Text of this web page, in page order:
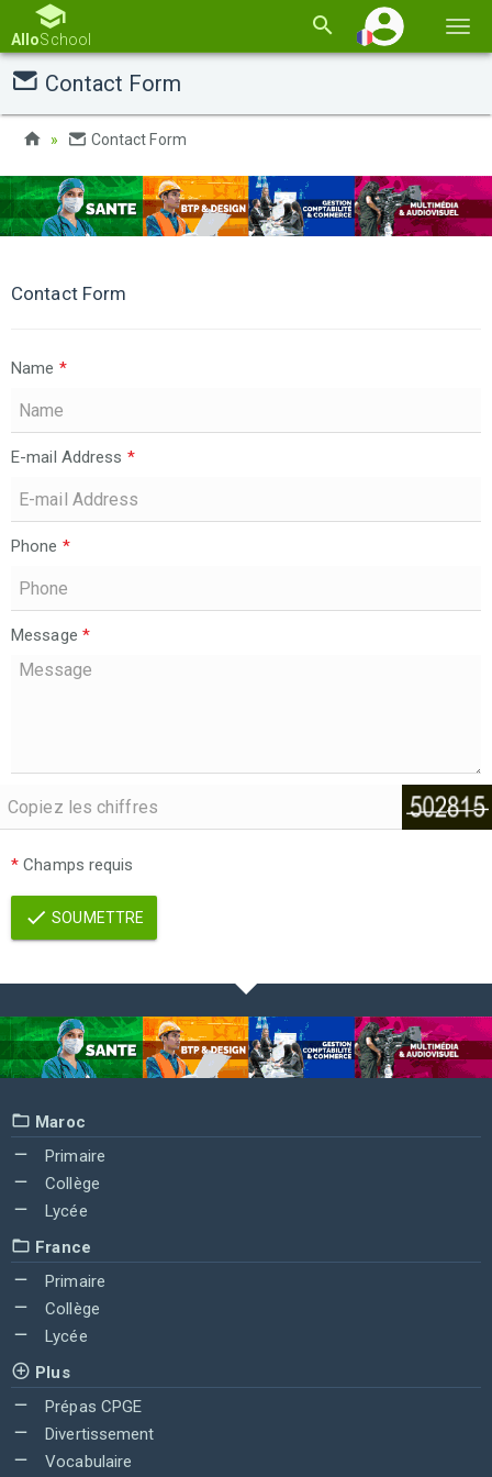
la
AlloSchool
Contact Form
Contact Form
Contact Form
Name *
E-mail Address *
Phone *
Message *
* Champs requis
SOUMETTRE
Maroc
Primaire
Collège
Lycée
France
Primaire
Collège
Lycée
Plus
Prépas CPGE
Divertissement
Vocabulaire